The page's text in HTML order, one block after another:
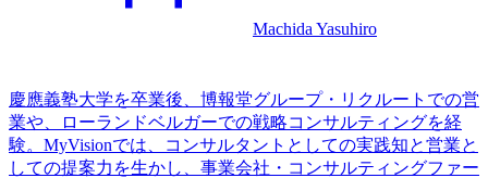
Machida Yasuhiro
慶應義塾大学を卒業後、博報堂グループ・リクルートでの営
業や、ローランドベルガーでの戦略コンサルティングを経
験。MyVisionでは、コンサルタントとしての実践知と営業と
しての提案力を生かし、事業会社・コンサルティングファー